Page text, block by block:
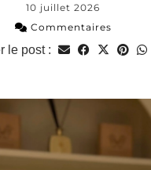
10 juillet 2026
Commentaires
le post :